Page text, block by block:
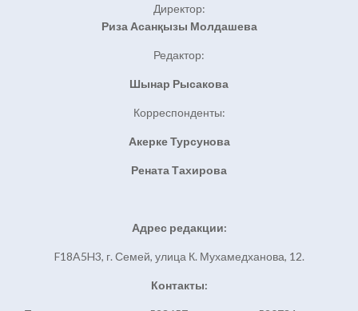
Директор:
Риза Асанқызы Молдашева
Редактор:
Шынар Рысакова
Корреспонденты:
Акерке Турсунова
Рената Тахирова
Адрес редакции:
F18A5H3, г. Семей, улица К. Мухамедханова, 12.
Контакты: